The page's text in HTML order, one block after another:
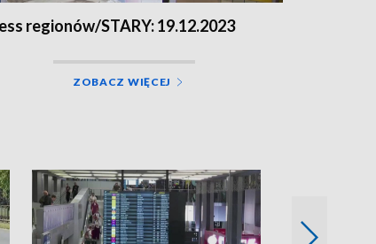
regionów/STARY: 19.12.2023
ZOBACZ WIĘCEJ